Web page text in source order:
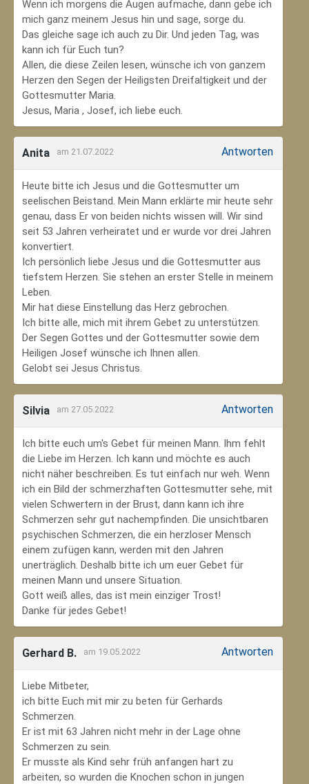
Wenn ich morgens die Augen aufmache, dann gebe ich
mich ganz meinem Jesus hin und sage, sorge du.
Das gleiche sage ich auch zu Dir. Und jeden Tag, was
kann ich für Euch tun?
Allen, die diese Zeilen lesen, wünsche ich von ganzem
Herzen den Segen der Heiligsten Dreifaltigkeit und der
Gottesmutter Maria.
Jesus, Maria , Josef, ich liebe euch.
Anita am 21.07.2022 Antworten
Heute bitte ich Jesus und die Gottesmutter um
seelischen Beistand. Mein Mann erklärte mir heute sehr
genau, dass Er von beiden nichts wissen will. Wir sind
seit 53 Jahren verheiratet und er wurde vor drei Jahren
konvertiert.
Ich persönlich liebe Jesus und die Gottesmutter aus
tiefstem Herzen. Sie stehen an erster Stelle in meinem
Leben.
Mir hat diese Einstellung das Herz gebrochen.
Ich bitte alle, mich mit ihrem Gebet zu unterstützen.
Der Segen Gottes und der Gottesmutter sowie dem
Heiligen Josef wünsche ich Ihnen allen.
Gelobt sei Jesus Christus.
Silvia am 27.05.2022 Antworten
Ich bitte euch um's Gebet für meinen Mann. Ihm fehlt
die Liebe im Herzen. Ich kann und möchte es auch
nicht näher beschreiben. Es tut einfach nur weh. Wenn
ich ein Bild der schmerzhaften Gottesmutter sehe, mit
vielen Schwertern in der Brust, dann kann ich ihre
Schmerzen sehr gut nachempfinden. Die unsichtbaren
psychischen Schmerzen, die ein herzloser Mensch
einem zufügen kann, werden mit den Jahren
unerträglich. Deshalb bitte ich um euer Gebet für
meinen Mann und unsere Situation.
Gott weiß alles, das ist mein einziger Trost!
Danke für jedes Gebet!
Gerhard B. am 19.05.2022 Antworten
Liebe Mitbeter,
ich bitte Euch mit mir zu beten für Gerhards
Schmerzen.
Er ist mit 63 Jahren nicht mehr in der Lage ohne
Schmerzen zu sein.
Er musste als Kind sehr früh anfangen hart zu
arbeiten, so wurden die Knochen schon in jungen